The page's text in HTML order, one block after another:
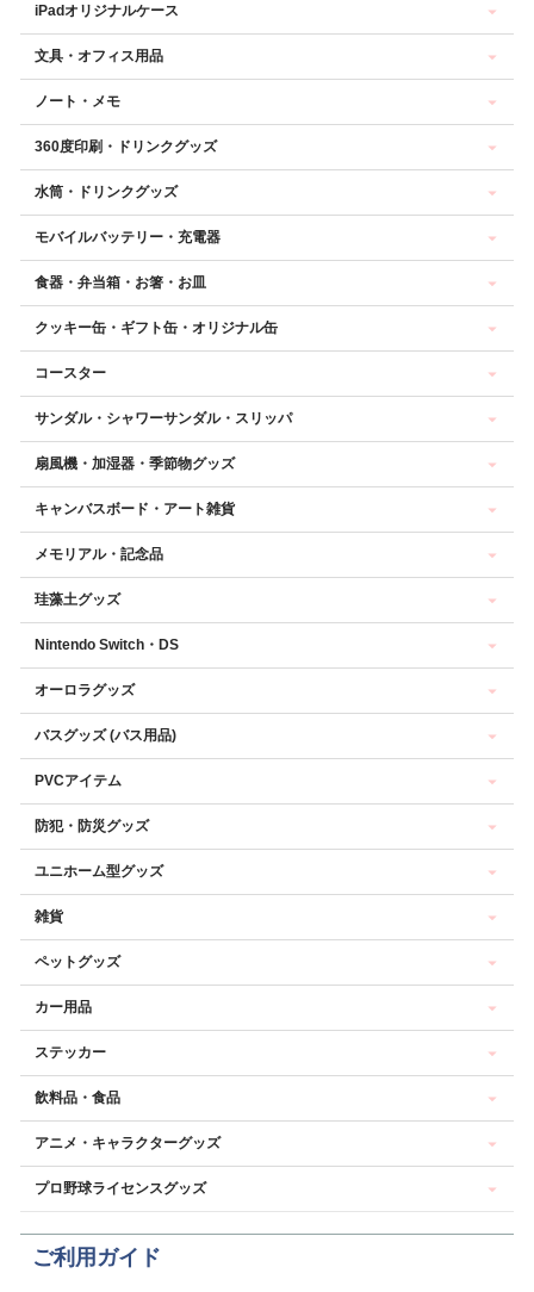
iPadオリジナルケース
文具・オフィス用品
ノート・メモ
360度印刷・ドリンクグッズ
水筒・ドリンクグッズ
モバイルバッテリー・充電器
食器・弁当箱・お箸・お皿
クッキー缶・ギフト缶・オリジナル缶
コースター
サンダル・シャワーサンダル・スリッパ
扇風機・加湿器・季節物グッズ
キャンバスボード・アート雑貨
メモリアル・記念品
珪藻土グッズ
Nintendo Switch・DS
オーロラグッズ
バスグッズ (バス用品)
PVCアイテム
防犯・防災グッズ
ユニホーム型グッズ
雑貨
ペットグッズ
カー用品
ステッカー
飲料品・食品
アニメ・キャラクターグッズ
プロ野球ライセンスグッズ
ご利用ガイド